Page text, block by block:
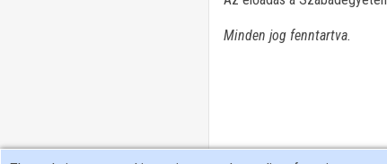
Minden jog fenntartva.